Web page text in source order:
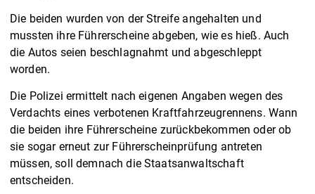
Die beiden wurden von der Streife angehalten und
mussten ihre Führerscheine abgeben, wie es hieß. Auch
die Autos seien beschlagnahmt und abgeschleppt
worden.
Die Polizei ermittelt nach eigenen Angaben wegen des
Verdachts eines verbotenen Kraftfahrzeugrennens. Wann
die beiden ihre Führerscheine zurückbekommen oder ob
sie sogar erneut zur Führerscheinprüfung antreten
müssen, soll demnach die Staatsanwaltschaft
entscheiden.